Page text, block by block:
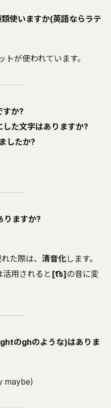
使いますか(英語ならラテ
が使われています。
すか?
た文字はありますか?
したか?
りますか?
た際は、 清音化します。
活用されると [t͡s]の音に変
のghのような)はありま
maybe)